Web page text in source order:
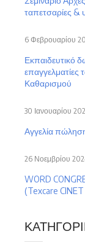
ταπετσαρίες &
Εκπαιδευτικό
επαγγελματίες
Καθαρισμού
6 Φεβρουαρίου
Αγγελία
30 Ιανουαρίου
WORD
(Texcare
26 Νοεμβρίου